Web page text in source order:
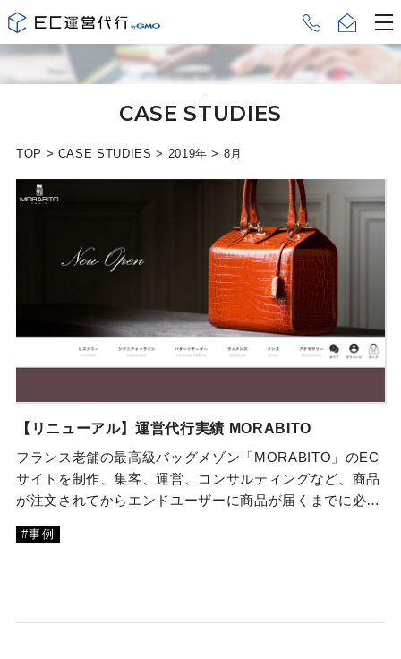
CASE STUDIES
TOP > CASE STUDIES > 2019年 > 8月
【リニューアル】運営代行実績 MORABITO
フランス老舗の最高級バッグメゾン「MORABITO」のEC
サイトを制作、集客、運営、コンサルティングなど、商品
が注文されてからエンドユーザーに商品が届くまでに必…
#事例